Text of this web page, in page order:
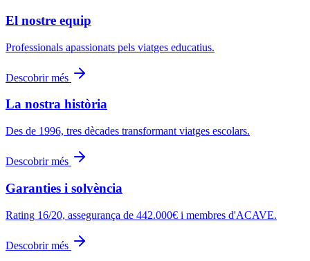
El nostre equip
Professionals apassionats pels viatges educatius.
Descobrir més
La nostra història
Des de 1996, tres dècades transformant viatges escolars.
Descobrir més
Garanties i solvència
Rating 16/20, assegurança de 442.000€ i membres d'ACAVE.
Descobrir més